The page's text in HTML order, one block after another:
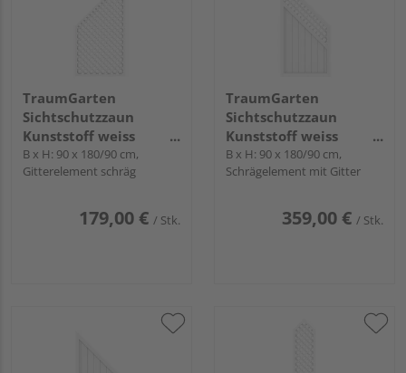
TraumGarten
Sichtschutzzaun
Kunststoff weiss
"LONGLIFE"
B x H: 90 x 180/90 cm,
Gitterelement schräg
179,00 € / Stk.
TraumGarten
Sichtschutzzaun
Kunststoff weiss
"LONGLIFE RIVA"
B x H: 90 x 180/90 cm,
Schrägelement mit Gitter
359,00 € / Stk.